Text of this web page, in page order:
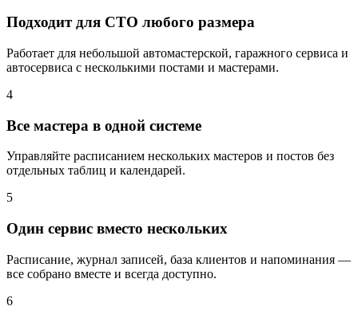
Подходит для СТО любого размера
Работает для небольшой автомастерской, гаражного сервиса и
автосервиса с несколькими постами и мастерами.
4
Все мастера в одной системе
Управляйте расписанием нескольких мастеров и постов без
отдельных таблиц и календарей.
5
Один сервис вместо нескольких
Расписание, журнал записей, база клиентов и напоминания —
все собрано вместе и всегда доступно.
6